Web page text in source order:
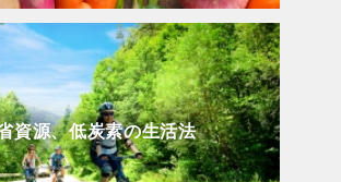
資源、低炭素の生活法